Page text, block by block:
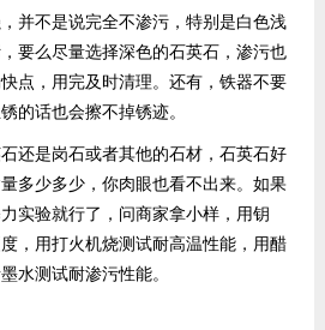
并不是说完全不渗污，特别是白色浅
要么尽量选择深色的石英石，渗污也
点，用完及时清理。还有，铁器不要
的话也会擦不掉锈迹。
还是岗石或者其他的石材，石英石好
多少多少，你肉眼也看不出来。如果
实验就行了，问商家拿小样，用钥
，用打火机烧测试耐高温性能，用醋
水测试耐渗污性能。